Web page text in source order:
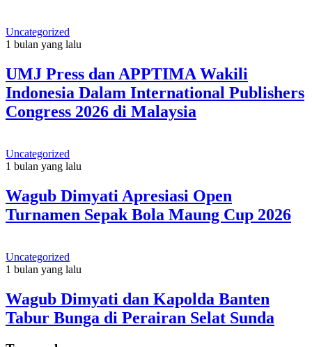
Uncategorized
1 bulan yang lalu
UMJ Press dan APPTIMA Wakili
Indonesia Dalam International Publishers
Congress 2026 di Malaysia
Uncategorized
1 bulan yang lalu
Wagub Dimyati Apresiasi Open
Turnamen Sepak Bola Maung Cup 2026
Uncategorized
1 bulan yang lalu
Wagub Dimyati dan Kapolda Banten
Tabur Bunga di Perairan Selat Sunda